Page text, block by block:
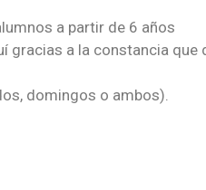
a partir de 6 años
gracias a la constancia
domingos o ambos).